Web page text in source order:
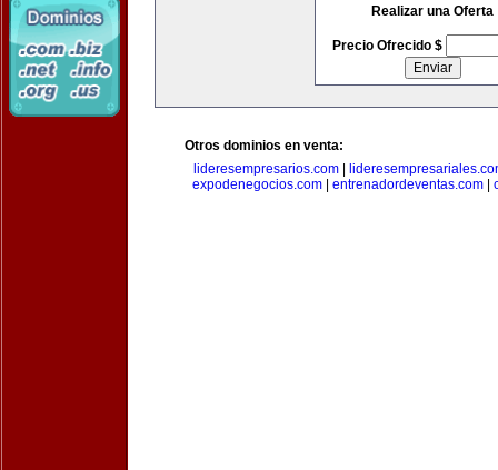
Realizar una Oferta
Precio Ofrecido $
Otros dominios en venta:
lideresempresarios.com|
expodenegocios.com
entrenadordeventas.com